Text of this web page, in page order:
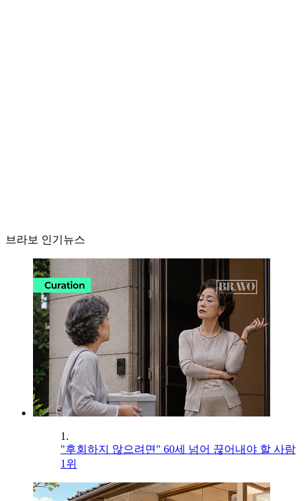
브라보 인기뉴스
1.
"후회하지 않으려면" 60세 넘어 끊어내야 할 사람
1위